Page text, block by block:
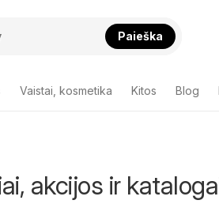
Paieška
Vaistai, kosmetika Kitos Blog
akcijos ir